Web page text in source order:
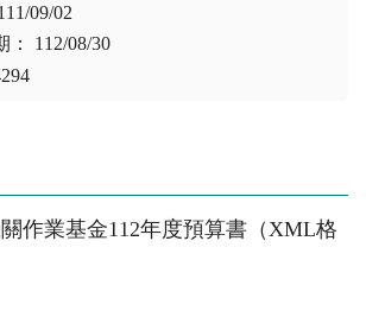
09/02
： 112/08/30
作業基金112年度預算書（XML格